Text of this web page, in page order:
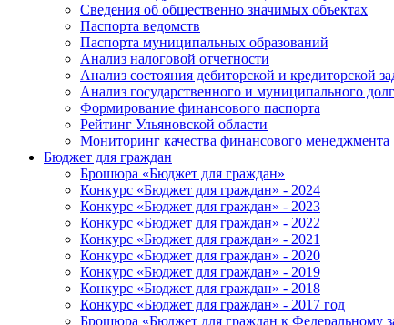
Сведения об общественно значимых объектах
Паспорта ведомств
Паспорта муниципальных образований
Анализ налоговой отчетности
Анализ состояния дебиторской и кредиторской
Анализ государственного и муниципального
Формирование финансового паспорта
Рейтинг Ульяновской области
Мониторинг качества финансового менеджмента
Бюджет для граждан
Брошюра «Бюджет для граждан»
Конкурс «Бюджет для граждан» - 2024
Конкурс «Бюджет для граждан» - 2023
Конкурс «Бюджет для граждан» - 2022
Конкурс «Бюджет для граждан» - 2021
Конкурс «Бюджет для граждан» - 2020
Конкурс «Бюджет для граждан» - 2019
Конкурс «Бюджет для граждан» - 2018
Конкурс «Бюджет для граждан» - 2017 год
Брошюра «Бюджет для граждан к Федеральному